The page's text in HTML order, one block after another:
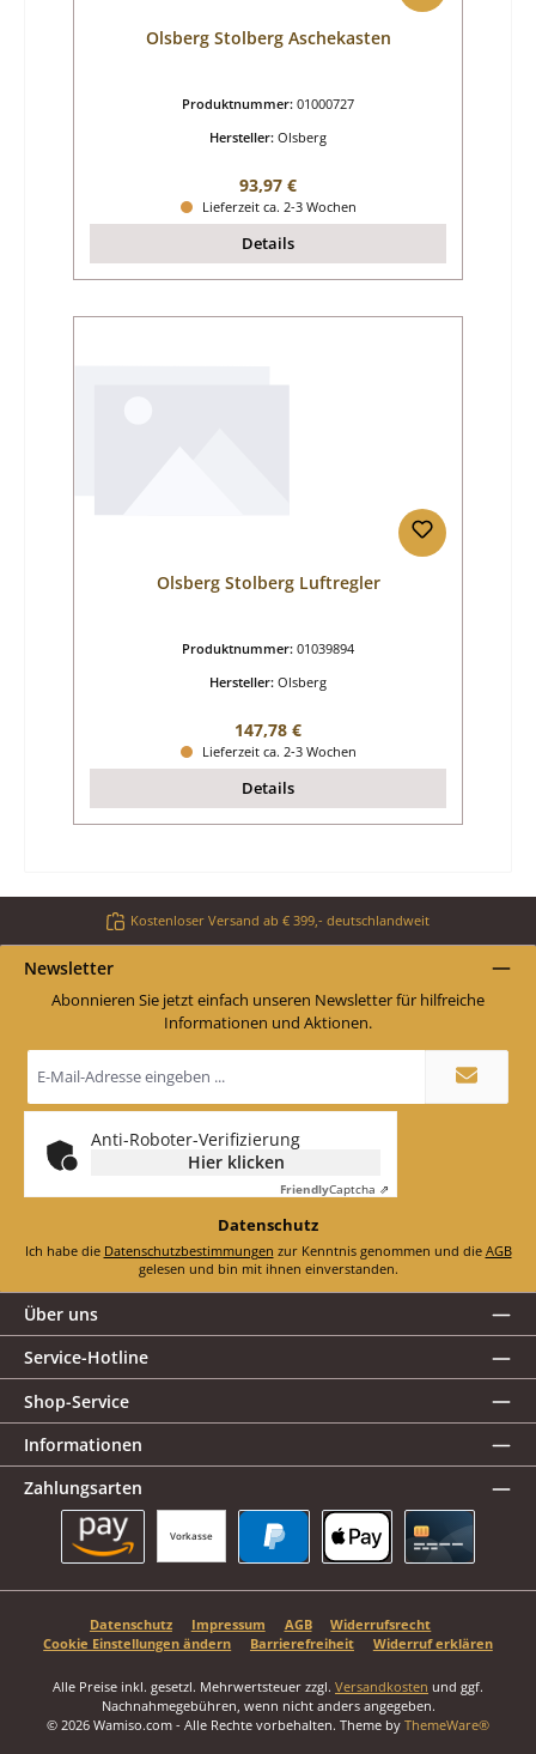
Olsberg Stolberg Aschekasten
Produktnummer: 01000727
Hersteller: Olsberg
Regulärer Preis:
93,97 €
Lieferzeit ca. 2-3 Wochen
Details
Olsberg Stolberg Luftregler
Produktnummer: 01039894
Hersteller: Olsberg
Regulärer Preis:
147,78 €
Lieferzeit ca. 2-3 Wochen
Details
Kostenloser Versand ab € 399,- deutschlandweit
Newsletter
Abonnieren Sie jetzt einfach unseren Newsletter für hilfreiche
Informationen und Aktionen.
E-
Mail-
*
Anti-Roboter-Verifizierung
Hier klicken
FriendlyCaptcha ⇗
Datenschutz
Ich habe die Datenschutzbestimmungen zur Kenntnis genommen und die AGB
gelesen und bin mit ihnen einverstanden.
Über uns
Service-Hotline
Shop-Service
Informationen
Zahlungsarten
Vorkasse
Datenschutz Impressum AGB
Widerrufsrecht
Cookie Einstellungen ändern
Barrierefreiheit Widerruf erklären
Alle Preise inkl. gesetzl. Mehrwertsteuer zzgl. Versandkosten und ggf.
Nachnahmegebühren, wenn nicht anders angegeben.
© 2026 Wamiso.com - Alle Rechte vorbehalten. Theme by ThemeWare®